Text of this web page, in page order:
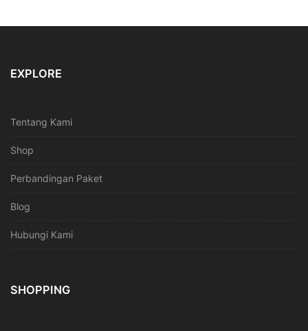
EXPLORE
Tentang Kami
Shop
Perbandingan Paket
Blog
Hubungi Kami
SHOPPING